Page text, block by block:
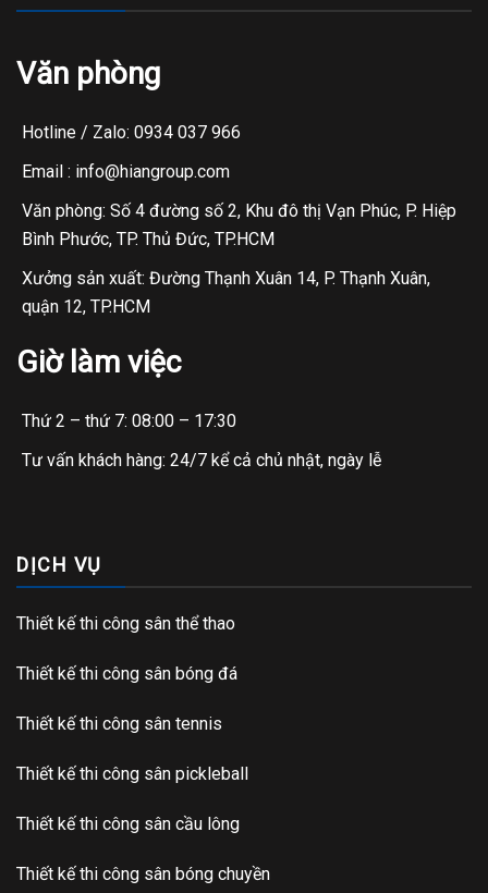
Văn phòng
Hotline / Zalo: 0934 037 966
Email : info@hiangroup.com
Văn phòng: Số 4 đường số 2, Khu đô thị Vạn Phúc, P. Hiệp
Bình Phước, TP. Thủ Đức, TP.HCM
Xưởng sản xuất: Đường Thạnh Xuân 14, P. Thạnh Xuân,
quận 12, TP.HCM
Giờ làm việc
Thứ 2 – thứ 7: 08:00 – 17:30
Tư vấn khách hàng: 24/7 kể cả chủ nhật, ngày lễ
DỊCH VỤ
Thiết kế thi công sân thể thao
Thiết kế thi công sân bóng đá
Thiết kế thi công sân tennis
Thiết kế thi công sân pickleball
Thiết kế thi công sân cầu lông
Thiết kế thi công sân bóng chuyền